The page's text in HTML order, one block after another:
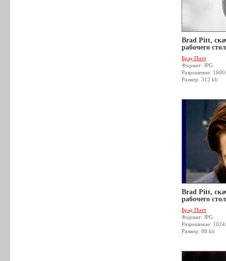
Brad Pitt,
рабочего
Брэд Питт
Формат: JPG
Разрешение:
Размер: 312 kb
Brad Pitt,
рабочего
Брэд Питт
Формат: JPG
Разрешение:
Размер: 88 kb